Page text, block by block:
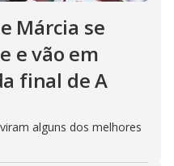
Márcia se
e vão em
final de A
alguns dos melhores